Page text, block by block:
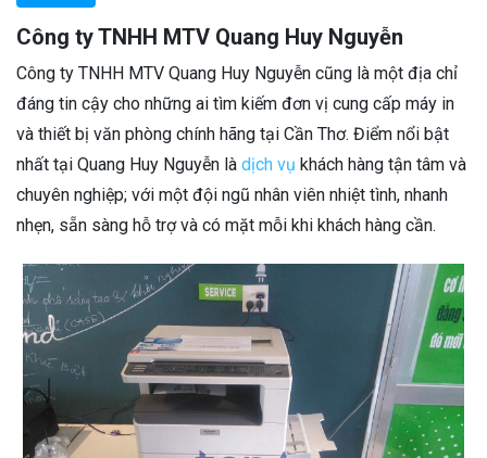
Công ty TNHH MTV Quang Huy Nguyễn
Công ty TNHH MTV Quang Huy Nguyễn cũng là một địa chỉ
đáng tin cậy cho những ai tìm kiếm đơn vị cung cấp máy in
và thiết bị văn phòng chính hãng tại Cần Thơ. Điểm nổi bật
nhất tại Quang Huy Nguyễn là dịch vụ khách hàng tận tâm và
chuyên nghiệp; với một đội ngũ nhân viên nhiệt tình, nhanh
nhẹn, sẵn sàng hỗ trợ và có mặt mỗi khi khách hàng cần.